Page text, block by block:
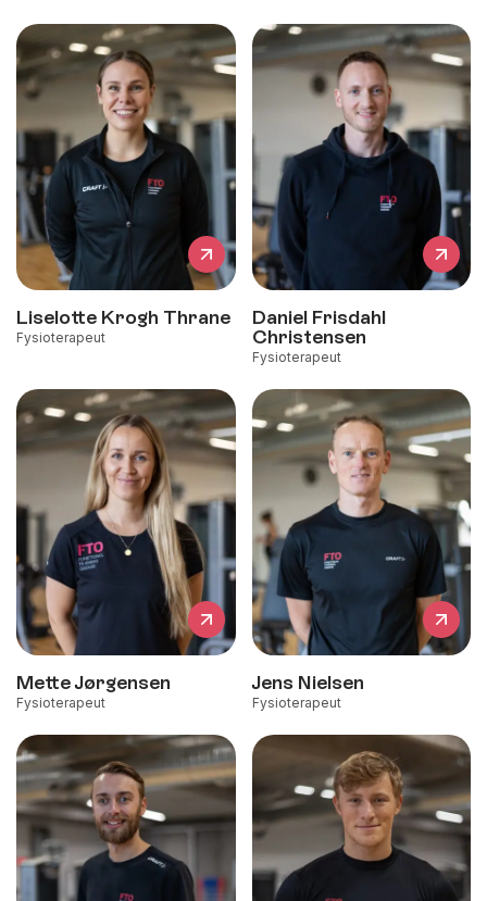
Liselotte Krogh Thrane
Fysioterapeut
Daniel Frisdahl
Christensen
Fysioterapeut
Mette Jørgensen
Fysioterapeut
Jens Nielsen
Fysioterapeut